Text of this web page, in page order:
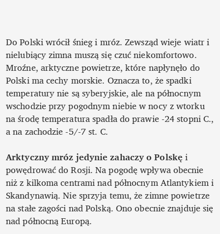
Do Polski wrócił śnieg i mróz. Zewsząd wieje wiatr i
nielubiący zimna muszą się czuć niekomfortowo.
Mroźne, arktyczne powietrze, które napłynęło do
Polski ma cechy morskie. Oznacza to, że spadki
temperatury nie są syberyjskie, ale na północnym
wschodzie przy pogodnym niebie w nocy z wtorku
na środę temperatura spadła do prawie -24 stopni C.,
a na zachodzie -5/-7 st. C.
Arktyczny mróz jedynie zahaczy o Polskę i
powędrować do Rosji. Na pogodę wpływa obecnie
niż z kilkoma centrami nad północnym Atlantykiem i
Skandynawią. Nie sprzyja temu, że zimne powietrze
na stałe zagości nad Polską. Ono obecnie znajduje się
nad północną Europą.